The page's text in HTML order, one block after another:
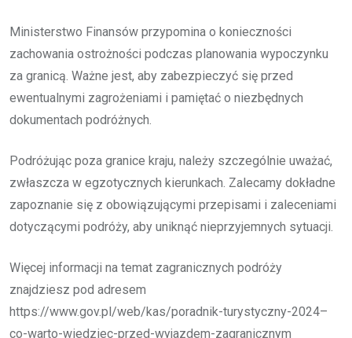
Ministerstwo Finansów przypomina o konieczności
zachowania ostrożności podczas planowania wypoczynku
za granicą. Ważne jest, aby zabezpieczyć się przed
ewentualnymi zagrożeniami i pamiętać o niezbędnych
dokumentach podróżnych.
Podróżując poza granice kraju, należy szczególnie uważać,
zwłaszcza w egzotycznych kierunkach. Zalecamy dokładne
zapoznanie się z obowiązującymi przepisami i zaleceniami
dotyczącymi podróży, aby uniknąć nieprzyjemnych sytuacji.
Więcej informacji na temat zagranicznych podróży
znajdziesz pod adresem
https://www.gov.pl/web/kas/poradnik-turystyczny-2024–
co-warto-wiedziec-przed-wyjazdem-zagranicznym